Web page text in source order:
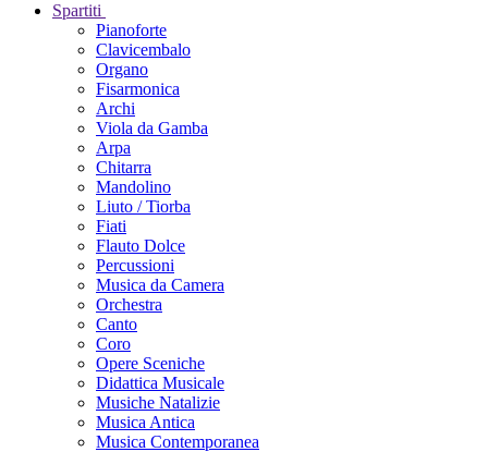
Spartiti
Pianoforte
Clavicembalo
Organo
Fisarmonica
Archi
Viola da Gamba
Arpa
Chitarra
Mandolino
Liuto / Tiorba
Fiati
Flauto Dolce
Percussioni
Musica da Camera
Orchestra
Canto
Coro
Opere Sceniche
Didattica Musicale
Musiche Natalizie
Musica Antica
Musica Contemporanea